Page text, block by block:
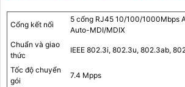
Cổng kết nối
5 cổng RJ45 10/100/1000Mbps
Auto-MDI/MDIX
Chuẩn và giao
thức
IEEE 802.3i, 802.3u, 802.3ab,
Tốc độ chuyển
gói
7.4 Mpps